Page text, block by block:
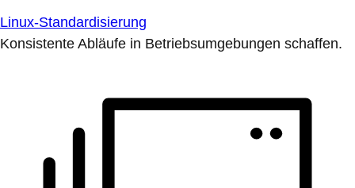
Linux-Standardisierung
Konsistente Abläufe in Betriebsumgebungen schaffen.